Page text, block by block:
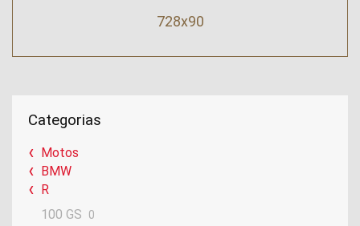
728x90
Categorias
Motos
BMW
R
100 GS
0